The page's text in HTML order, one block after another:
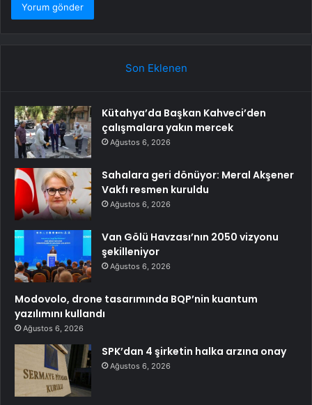
Son Eklenen
Kütahya’da Başkan Kahveci’den
çalışmalara yakın mercek
Ağustos 6, 2026
Sahalara geri dönüyor: Meral Akşener
Vakfı resmen kuruldu
Ağustos 6, 2026
Van Gölü Havzası’nın 2050 vizyonu
şekilleniyor
Ağustos 6, 2026
Modovolo, drone tasarımında BQP’nin kuantum
yazılımını kullandı
Ağustos 6, 2026
SPK’dan 4 şirketin halka arzına onay
Ağustos 6, 2026